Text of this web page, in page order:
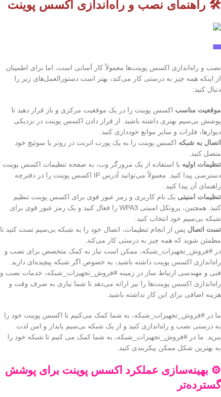
🛠️ راهنمای نصب و راه‌اندازی اکسس پوینت
نصب و راه‌اندازی اکسس پوینت‌ها معمولاً کار آسانی است، اما برای اطمینان
از اینکه همه چیز به درستی کار می‌کند، بهتر است دستورالعمل‌های زیر را
دنبال کنید:
موقعیت مناسب اکسس پوینت را در یک موقعیت مرکزی و باز قرار دهید تا
پوشش بی‌سیم بهتری داشته باشید. از قرار دادن اکسس پوینت در نزدیکی
دیوارها، فلزات و سایر موانع خودداری کنید.
اتصال به شبکه اکسس پوینت را به یک پورت اترنت در روتر یا سوئیچ خود
متصل کنید.
تنظیمات اولیه با استفاده از یک مرورگر وب، به صفحه تنظیمات اکسس پوینت
دسترسی پیدا کنید. معمولاً می‌توانید آدرس IP اکسس پوینت را در دفترچه
راهنمای آن پیدا کنید.
تنظیمات امنیتی یک نام کاربری و رمز عبور قوی برای اکسس پوینت تنظیم
کنید. همچنین، پروتکل امنیتی WPA3 را فعال کنید و یک رمز عبور قوی برای
شبکه بی‌سیم خود انتخاب کنید.
تست اتصال پس از انجام تنظیمات، اتصال خود را به شبکه بی‌سیم تست کنید تا
مطمئن شوید که همه چیز به درستی کار می‌کند.
در #فروش_تجهیزات_شبکه، ممکن است نیاز به کمک متخصص برای نصب و
راه‌اندازی اکسس پوینت داشته باشید، به خصوص اگر شبکه پیچیده‌ای دارید.
فنی و مهندسی ارتباط ساز در زمینه #فروش_تجهیزات_شبکه، خدمات نصب و
راه‌اندازی اکسس پوینت‌ها را نیز ارائه می‌دهد تا شما نیازی به صرف وقت و
هزینه اضافی برای این کار نداشته باشید.
ما در #فروش_تجهیزات_شبکه، به شما کمک می‌کنیم تا اکسس پوینت خود را
به درستی نصب و راه‌اندازی کنید و از یک شبکه بی‌سیم پایدار و امن لذت
ببرید. ما در #فروش_تجهیزات_شبکه، به شما کمک می کنیم تا شبکه خود را
به بهترین شکل ممکن پیکربندی کنید.
⚙️ بهینه‌سازی عملکرد اکسس پوینت برای پوشش
گسترده‌تر